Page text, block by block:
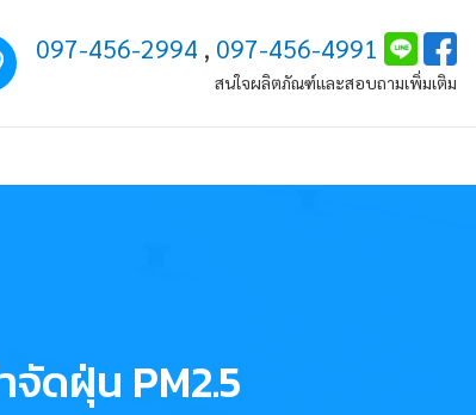
Call us
097-456-2994 , 097-456-4991
สนใจผลิตภัณฑ์และสอบถามเพิ่มเติม
ดฝุ่น PM2.5